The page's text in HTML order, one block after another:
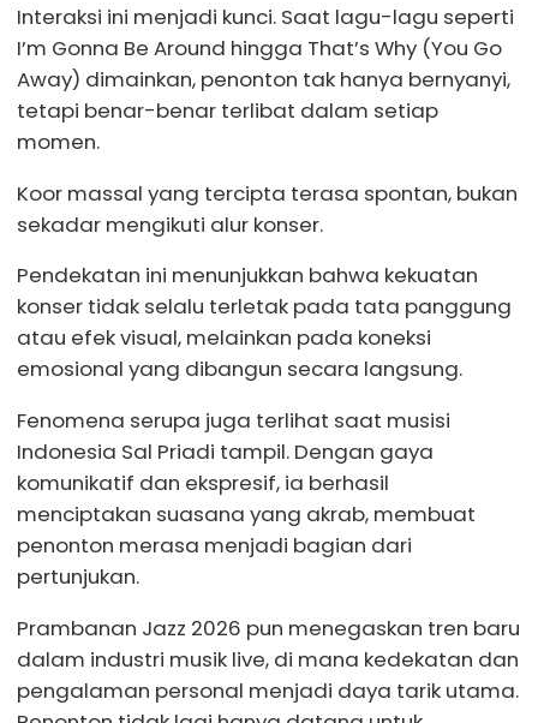
Interaksi ini menjadi kunci. Saat lagu-lagu seperti
I’m Gonna Be Around hingga That’s Why (You Go
Away) dimainkan, penonton tak hanya bernyanyi,
tetapi benar-benar terlibat dalam setiap
momen.
Koor massal yang tercipta terasa spontan, bukan
sekadar mengikuti alur konser.
Pendekatan ini menunjukkan bahwa kekuatan
konser tidak selalu terletak pada tata panggung
atau efek visual, melainkan pada koneksi
emosional yang dibangun secara langsung.
Fenomena serupa juga terlihat saat musisi
Indonesia Sal Priadi tampil. Dengan gaya
komunikatif dan ekspresif, ia berhasil
menciptakan suasana yang akrab, membuat
penonton merasa menjadi bagian dari
pertunjukan.
Prambanan Jazz 2026 pun menegaskan tren baru
dalam industri musik live, di mana kedekatan dan
pengalaman personal menjadi daya tarik utama.